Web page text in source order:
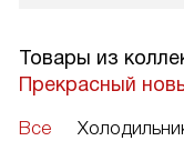
Товары из
Прекрасный
Все